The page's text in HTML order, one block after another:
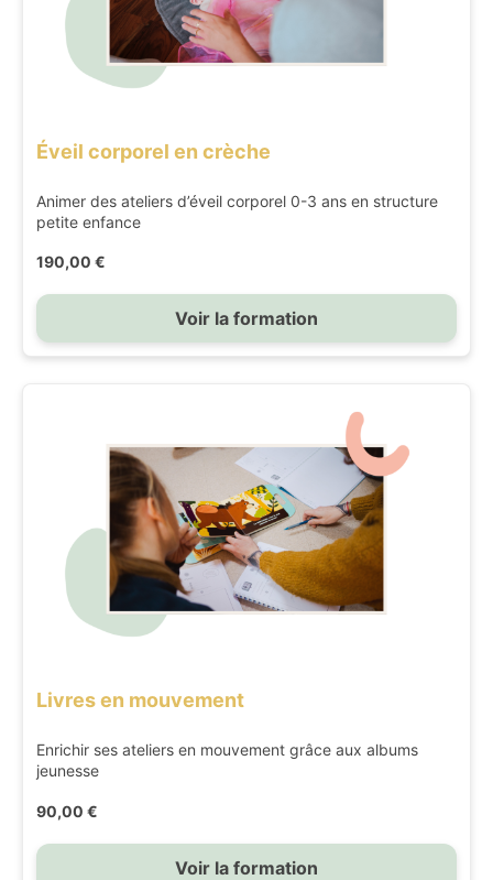
Éveil corporel en crèche
Animer des ateliers d’éveil corporel 0-3 ans en structure
petite enfance
190,00 €
Voir la formation
Livres en mouvement
Enrichir ses ateliers en mouvement grâce aux albums
jeunesse
90,00 €
Voir la formation